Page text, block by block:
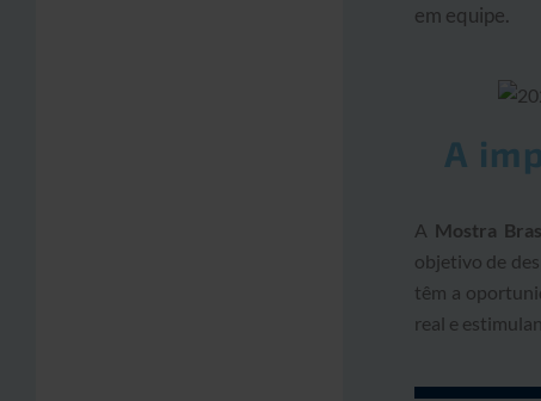
em equipe.
A
A Mostra
objetivo de
têm a
real e